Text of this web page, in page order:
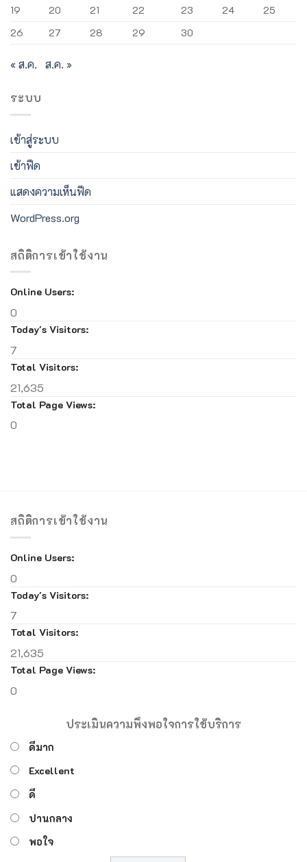
19
20 21 22 23 24
25
26
27 28 29 30
« ส.ค. ส.ค. »
ระบบ
เข้าสู่ระบบ
เข้าฟีด
แสดงความเห็นฟีด
WordPress.org
สถิติการเข้าใช้งาน
Online Users:
0
Today's Visitors:
7
Total Visitors:
21,635
Total Page Views:
0
สถิติการเข้าใช้งาน
Online Users:
0
Today's Visitors:
7
Total Visitors:
21,635
Total Page Views:
0
ประเมินความพึงพอใจการใช้บริการ
ดีมาก
Excellent
ดี
ปานกลาง
พอใจ